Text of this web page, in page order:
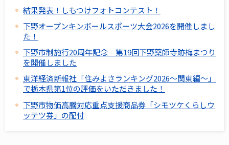
結果発表！しもつけフォトコンテスト！
下野オープンキンボールスポーツ大会2026を開催しまし
た！
下野市制施行20周年記念 第19回下野薬師寺跡梅まつり
を開催しました
東洋経済新報社「住みよさランキング2026～関東編～」
で栃木県第1位の評価をいただきました！
下野市物価高騰対応重点支援商品券「シモツケくらしウ
ッテツ券」の配付